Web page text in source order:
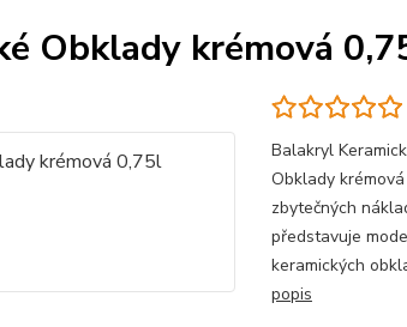
Obklady krémová
Balakryl
Obklady
zbytečných
představuje
keramických
popis